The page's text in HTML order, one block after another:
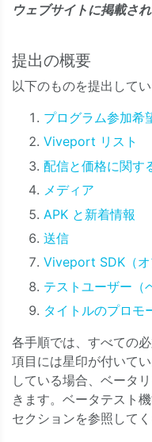
ウェブサイトに掲載さ
提出の概要
以下のものを提出して
プログラム参加希
Viveport リスト
配信と価格に関す
メディア
APK と新着情報
送信
Viveport SDK（オ
テストユーザー（
タイトルのプロモ
各手順では、すべての
項目には星印が付いて
している場合、ベータ
きます。ベータテスト
セクションを参照してく